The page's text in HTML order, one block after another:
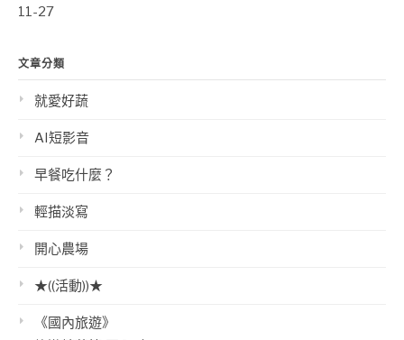
11-27
文章分類
就愛好蔬
AI短影音
早餐吃什麼？
輕描淡寫
開心農場
★((活動))★
《國內旅遊》